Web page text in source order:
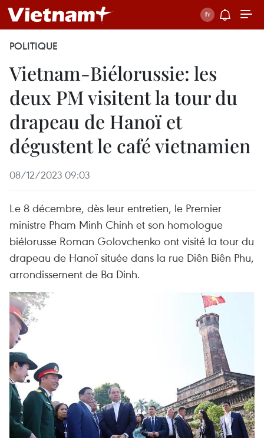
POLITIQUE
Vietnam-Biélorussie: les
deux PM visitent la tour du
drapeau de Hanoï et
dégustent le café vietnamien
08/12/2023 09:03
Le 8 décembre, dès leur entretien, le Premier
ministre Pham Minh Chinh et son homologue
biélorusse Roman Golovchenko ont visité la tour du
drapeau de Hanoï située dans la rue Diên Biên Phu,
arrondissement de Ba Dinh.